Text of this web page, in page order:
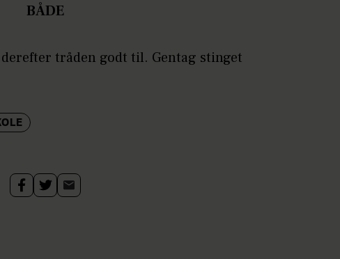
BÅDE
tråden godt til. Gentag stinget